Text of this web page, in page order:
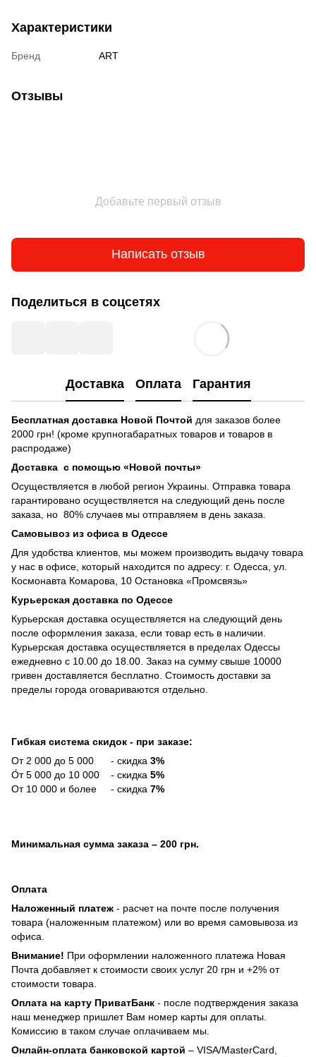
Характеристики
Бренд ART
Отзывы
Добавьте первый отзыв
Написать отзыв
Поделиться в соцсетях
Доставка Оплата Гарантия
Бесплатная доставка Новой Почтой для заказов более
2000 грн! (кроме крупногабаратных товаров и товаров в
распродаже)
Доставка с помощью «Новой почты»
Осуществляется в любой регион Украины. Отправка товара
гарантировано осуществляется на следующий день после
заказа, но 80% случаев мы отправляем в день заказа.
Самовывоз из офиса в Одессе
Для удобства клиентов, мы можем производить выдачу товара
у нас в офисе, который находится по адресу: г. Одесса, ул.
Космонавта Комарова, 10 Остановка «Промсвязь»
Курьерская доставка по Одессе
Курьерская доставка осуществляется на следующий день
после оформления заказа, если товар есть в наличии.
Курьерская доставка осуществляется в пределах Одессы
ежедневно с 10.00 до 18.00. Заказ на сумму свыше 10000
гривен доставляется бесплатно. Стоимость доставки за
пределы города оговариваются отдельно.
Гибкая система скидок - при заказе:
От 2 000 до 5 000 - скидка 3%
О́т 5 000 до 10 000 - скидка 5%
От 10 000 и более - скидка 7%
Минимальная сумма заказа – 200 грн.
Оплата
Наложенный платеж - расчет на почте после получения
товара (наложенным платежом) или во время самовывоза из
офиса.
Внимание! При оформлении наложенного платежа Новая
Почта добавляет к стоимости своих услуг 20 грн и +2% от
стоимости товара.
Оплата на карту ПриватБанк - после подтверждения заказа
наш менеджер пришлет Вам номер карты для оплаты.
Комиссию в таком случае оплачиваем мы.
Онлайн-оплата банковской картой – VISA/MasterCard,